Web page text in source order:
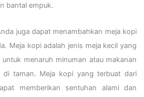
bantal empuk.
juga dapat menambahkan meja kopi
Meja kopi adalah jenis meja kecil yang
menaruh minuman atau makanan
di taman. Meja kopi yang terbuat dari
memberikan sentuhan alami dan